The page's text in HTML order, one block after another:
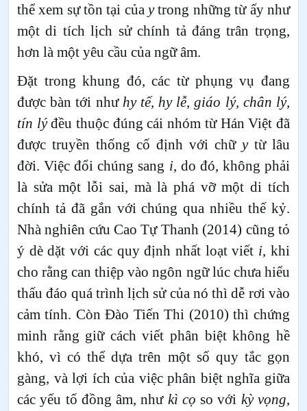
thể xem sự tồn tại củaytrong những từ ấy như
một di tích lịch sử chính tả đáng trân trọng,
hơn là một yêu cầu của ngữ âm.
Đặt trong khung đó, các từ phụng vụ đang
được bàn tới như hy tế, hy lễ, giáo lý, chân lý,
tín lýđều thuộc đúng cái nhóm từ Hán Việt đã
được truyền thống cố định với chữ ytừ lâu
đời. Việc đổi chúng sang i, do đó, không phải
là sửa một lỗi sai, mà là phá vỡ một di tích
chính tả đã gắn với chúng qua nhiều thế kỷ.
Nhà nghiên cứu Cao Tự Thanh (2014) cũng tỏ
ý dè dặt với các quy định nhất loạt viết i, khi
cho rằng can thiệp vào ngôn ngữ lúc chưa hiểu
thấu đáo quá trình lịch sử của nó thì dễ rơi vào
cảm tính. Còn Đào Tiến Thi (2010) thì chứng
minh rằng giữ cách viết phân biệt không hề
khó, vì có thể dựa trên một số quy tắc gọn
gàng, và lợi ích của việc phân biệt nghĩa giữa
các yếu tố đồng âm, như kì cọ so với kỳ vọng,